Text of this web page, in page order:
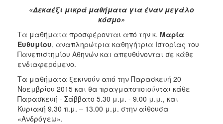
2015
2012
2011
2010
2006
«Δεκαέξι μικρά μαθήματα για έναν μεγάλο
κόσμο»
Τα μαθήματα προσφέρονται από την κ. Μαρία
Ευθυμίου, αναπληρώτρια καθηγήτρια Ιστορίας του
Πανεπιστημίου Αθηνών και απευθύνονται σε κάθε
ενδιαφερόμενο.
Τα μαθήματα ξεκινούν από την Παρασκευή 20
Νοεμβρίου 2015 και θα πραγματοποιούνται κάθε
Παρασκευή - Σάββατο 5.30 μ.μ. - 9.00 μ.μ., και
Κυριακή 9.30 π.μ. – 13.00 μ.μ. στην αίθουσα
«Ανδρόγεω».